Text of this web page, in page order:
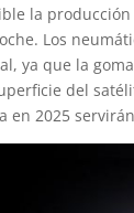
la
Los
ya que la
del
en 2025